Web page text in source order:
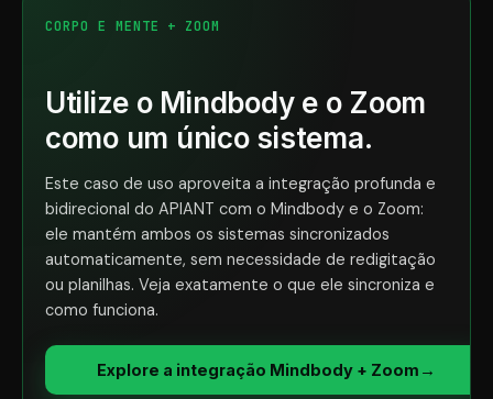
CORPO E MENTE + ZOOM
Utilize o Mindbody e o Zoom
como um único sistema.
Este caso de uso aproveita a integração profunda e
bidirecional do APIANT com o Mindbody e o Zoom:
ele mantém ambos os sistemas sincronizados
automaticamente, sem necessidade de redigitação
ou planilhas. Veja exatamente o que ele sincroniza e
como funciona.
Explore a integração Mindbody + Zoom →